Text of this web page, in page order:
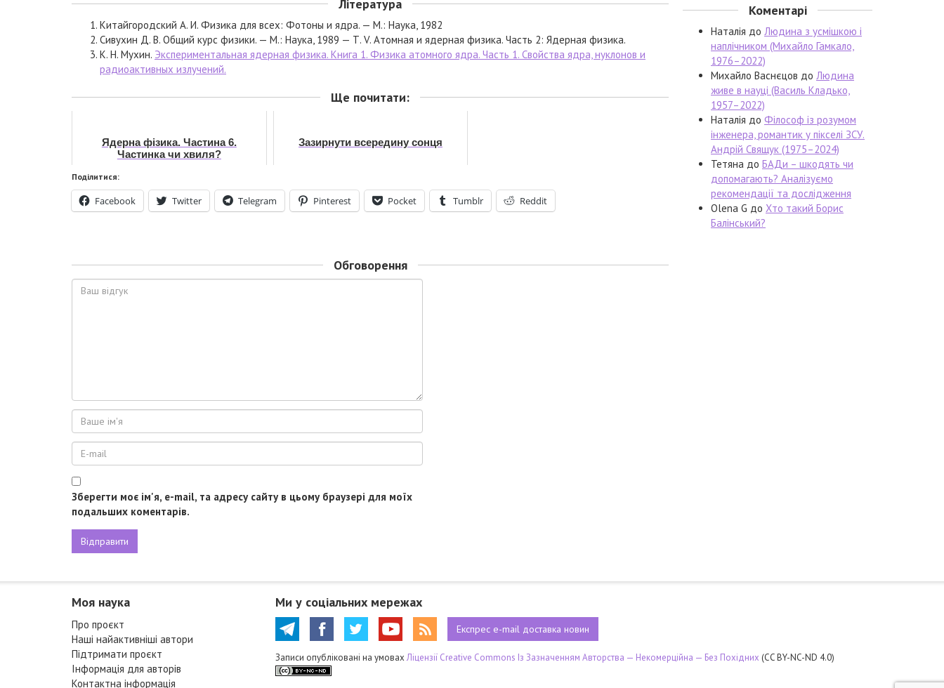
Література
Китайгородский А. И. Физика для всех: Фотоны и ядра. — М.: Наука, 1982
Сивухин Д. В. Общий курс физики. — М.: Наука, 1989 — Т. V. Атомная и ядерная физика. Часть 2: Ядерная физика.
К. Н. Мухин. Экспериментальная ядерная физика. Книга 1. Физика атомного ядра. Часть 1. Свойства ядра, нуклонов и
радиоактивных излучений.
Ще почитати:
Ядерна фізика. Частина 6.
Частинка чи хвиля?
Зазирнути всередину сонця
Поділитися:
Facebook Twitter Telegram Pinterest Pocket Tumblr Reddit
Обговорення
Зберегти моє ім'я, e-mail, та адресу сайту в цьому браузері для моїх
подальших коментарів.
Коментарі
Наталія до Людина з усмішкою і
наплічником (Михайло Гамкало,
1976–2022)
Михайло Васнєцов до Людина
живе в науці (Василь Кладько,
1957–2022)
Наталія до Філософ із розумом
інженера, романтик у пікселі ЗСУ.
Андрій Свящук (1975–2024)
Тетяна до БАДи – шкодять чи
допомагають? Аналізуємо
рекомендації та дослідження
Olena G до Хто такий Борис
Балінський?
Моя наука
Про проєкт
Наші найактивніші автори
Підтримати проєкт
Інформація для авторів
Контактна інформація
Ми у соціальних мережах
Експрес e-mail доставка новин
Записи опубліковані на умовах Ліцензії Creative Commons Із Зазначенням Авторства — Некомерційна — Без Похідних (CC BY-NC-ND 4.0)